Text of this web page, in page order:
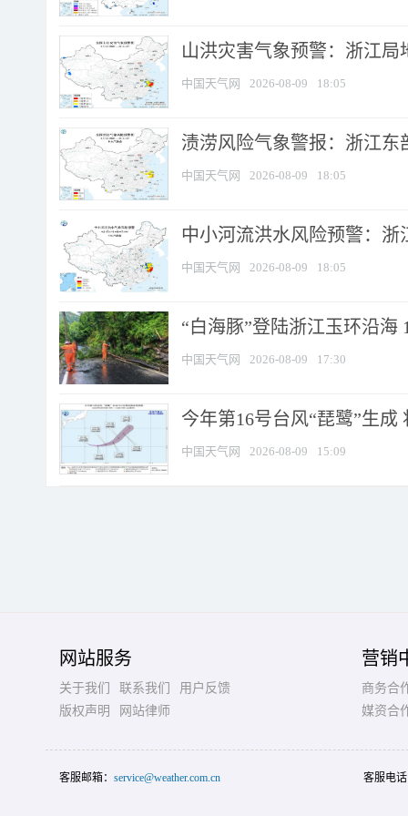
山洪灾害气象预警：浙江
中国天气网 2026-08-09 18:05
渍涝风险气象警报：浙江
中国天气网 2026-08-09 18:05
中小河流洪水风险预警：
中国天气网 2026-08-09 18:05
“白海豚”登陆浙江玉环沿海
中国天气网 2026-08-09 17:30
今年第16号台风“琵鹭”生
中国天气网 2026-08-09 15:09
网站服务
关于我们 联系我们
用户反馈
版权声明
网站律师
营销
商务合
媒资合
客服邮箱： service@weather.com.cn 客服电